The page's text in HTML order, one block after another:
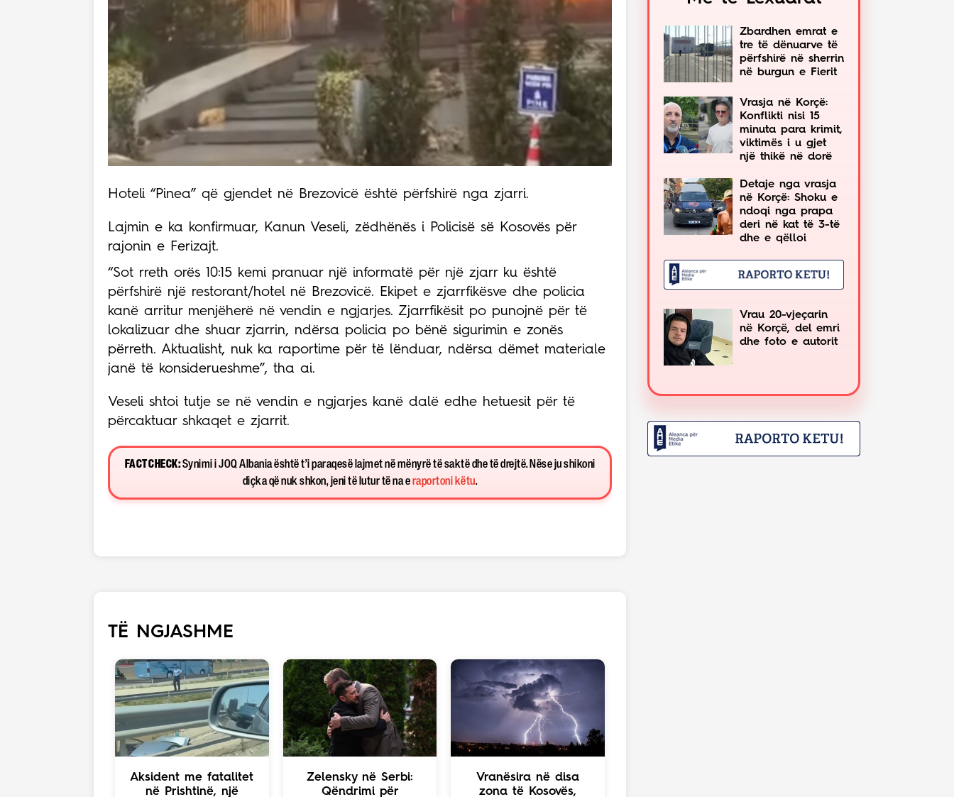
Hoteli “Pinea” që gjendet në Brezovicë është përfshirë nga zjarri.
Lajmin e ka konfirmuar, Kanun Veseli, zëdhënës i Policisë së Kosovës për
rajonin e Ferizajt.
“Sot rreth orës 10:15 kemi pranuar një informatë për një zjarr ku është
përfshirë një restorant/hotel në Brezovicë. Ekipet e zjarrfikësve dhe policia
kanë arritur menjëherë në vendin e ngjarjes. Zjarrfikësit po punojnë për të
lokalizuar dhe shuar zjarrin, ndërsa policia po bënë sigurimin e zonës
përreth. Aktualisht, nuk ka raportime për të lënduar, ndërsa dëmet materiale
janë të konsiderueshme”, tha ai.
Veseli shtoi tutje se në vendin e ngjarjes kanë dalë edhe hetuesit për të
përcaktuar shkaqet e zjarrit.
FACT CHECK:Synimi i JOQ Albania është t’i paraqesë lajmet në mënyrë të saktë dhe të drejtë. Nëse ju shikoni
diçka që nuk shkon, jeni të lutur të na e raportoni këtu.
TË NGJASHME
Aksident me fatalitet
në Prishtinë, një
Zelensky në Serbi:
Qëndrimi për
Vranësira në disa
zona të Kosovës,
Zbardhen emrat e
tre të dënuarve të
përfshirë në sherrin
në burgun e Fierit
Vrasja në Korçë:
Konflikti nisi 15
minuta para krimit,
viktimës i u gjet
një thikë në dorë
Detaje nga vrasja
në Korçë: Shoku e
ndoqi nga prapa
deri në kat të 3-të
dhe e qëlloi
Vrau 20-vjeçarin
në Korçë, del emri
dhe foto e autorit